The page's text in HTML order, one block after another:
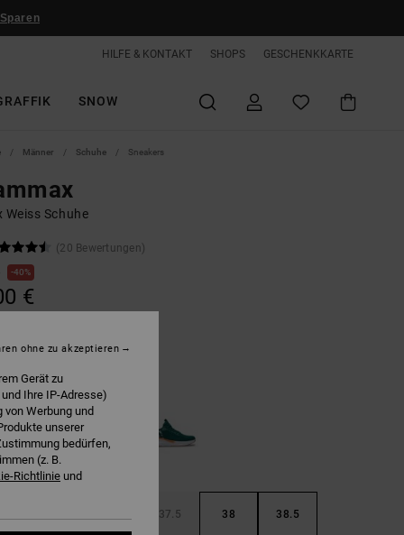
HILFE & KONTAKT SHOPS GESCHENKKARTE
SNOW
Männer Schuhe Sneakers
Weiss Schuhe
(20 Bewertungen)
40%
€
black
37.5 38 38.5
Gerät zu
Ihre IP-Adresse)
Werbung und
unserer
bedürfen,
(z. B.
Richtlinie und
ohne zu akzeptieren